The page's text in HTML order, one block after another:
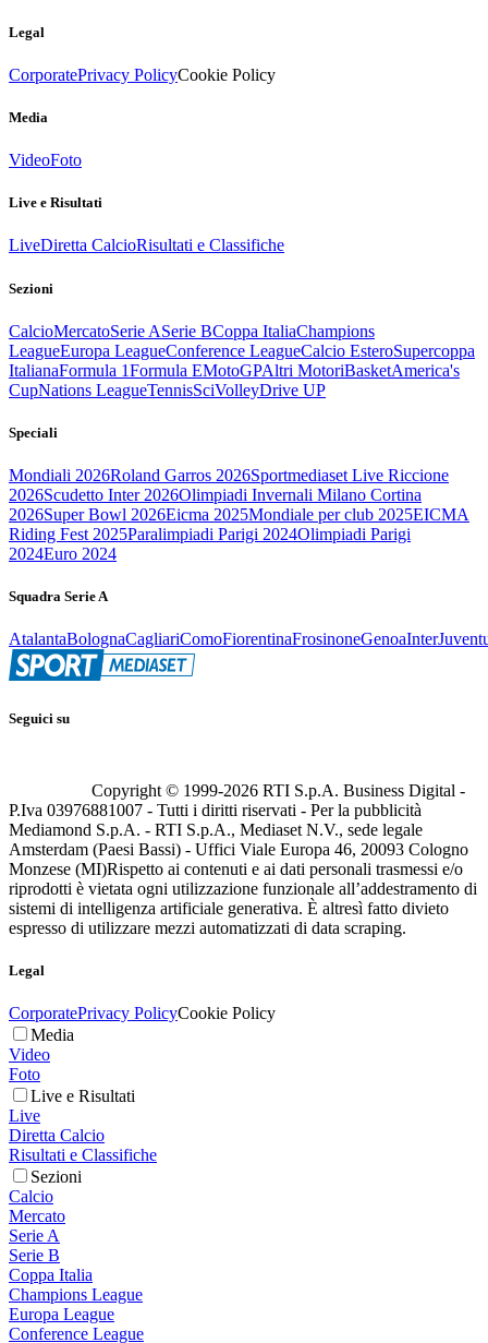
Legal
CorporatePrivacy PolicyCookie Policy
Media
VideoFoto
Live e Risultati
LiveDiretta CalcioRisultati e Classifiche
Sezioni
CalcioMercatoSerie ASerie BCoppa ItaliaChampions
LeagueEuropa LeagueConference LeagueCalcio EsteroSupercoppa
ItalianaFormula 1Formula EMotoGPAltri MotoriBasketAmerica's
CupNations LeagueTennisSciVolleyDrive UP
Speciali
Mondiali 2026Roland Garros 2026Sportmediaset Live Riccione
2026Scudetto Inter 2026Olimpiadi Invernali Milano Cortina
2026Super Bowl 2026Eicma 2025Mondiale per club 2025EICMA
Riding Fest 2025Paralimpiadi Parigi 2024Olimpiadi Parigi
2024Euro 2024
Squadra Serie A
AtalantaBolognaCagliariComoFiorentinaFrosinoneGenoaInter
Seguici su
Copyright © 1999-2026 RTI S.p.A. Business Digital -
P.Iva 03976881007 - Tutti i diritti riservati - Per la pubblicità
Mediamond S.p.A. - RTI S.p.A., Mediaset N.V., sede legale
Amsterdam (Paesi Bassi) - Uffici Viale Europa 46, 20093 Cologno
Monzese (MI)Rispetto ai contenuti e ai dati personali trasmessi e/o
riprodotti è vietata ogni utilizzazione funzionale all’addestramento di
sistemi di intelligenza artificiale generativa. È altresì fatto divieto
espresso di utilizzare mezzi automatizzati di data scraping.
Legal
CorporatePrivacy PolicyCookie Policy
Media
Video
Foto
Live e Risultati
Live
Diretta Calcio
Risultati e Classifiche
Sezioni
Calcio
Mercato
Serie A
Serie B
Coppa Italia
Champions League
Europa League
Conference League